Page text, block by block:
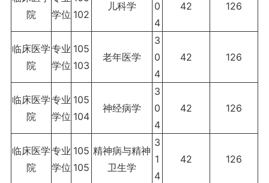
院
学位 102
儿科学
0
4
42 126
临床医学
院
专业
学位
105
103
老年医学
3
0
4
42 126
临床医学
院
专业
学位
105
104
神经病学
3
0
4
42 126
临床医学
院
专业
学位
105
105
精神病与精神
卫生学
3
1
4
42 126